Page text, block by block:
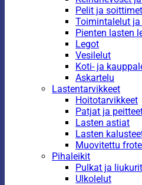
Pelit ja soittimet
Toimintalelut
Pienten lasten
Legot
Vesilelut
Koti- ja
Askartelu
Lastentarvikkeet
Hoitotarvikkeet
Patjat ja
Lasten astiat
Lasten
Muovitettu
Pihaleikit
Pulkat ja liukurit
Ulkolelut